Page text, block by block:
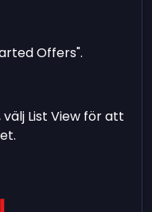
Offers".
List View för att